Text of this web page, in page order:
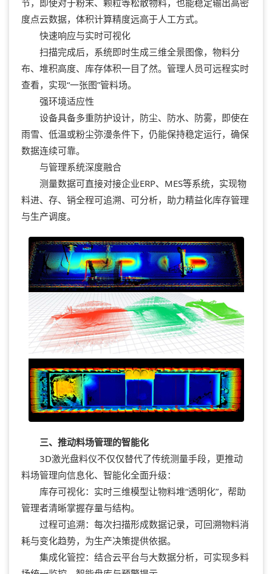
度点云数据，体积计算精度远高于人工方式。
快速响应与实时可视化
扫描完成后，系统即时生成三维全景图像，物料分
布、堆积高度、库存体积一目了然。管理人员可远程实时
查看，实现“一张图”管料场。
强环境适应性
设备具备多重防护设计，防尘、防水、防雾，即使在
雨雪、低温或粉尘弥漫条件下，仍能保持稳定运行，确保
数据连续可靠。
与管理系统深度融合
测量数据可直接对接企业ERP、MES等系统，实现物
料进、存、销全程可追溯、可分析，助力精益化库存管理
与生产调度。
三、推动料场管理的智能化
3D激光盘料仪不仅仅替代了传统测量手段，更推动
料场管理向信息化、智能化全面升级：
库存可视化：实时三维模型让物料堆“透明化”，帮助
管理者清晰掌握存量与结构。
过程可追溯：每次扫描形成数据记录，可回溯物料消
耗与变化趋势，为生产决策提供依据。
集成化管控：结合云平台与大数据分析，可实现多料